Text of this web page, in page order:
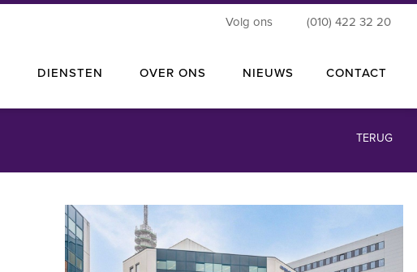
Volg ons (010) 422 32 20
DIENSTEN OVER ONS NIEUWS CONTACT
TERUG